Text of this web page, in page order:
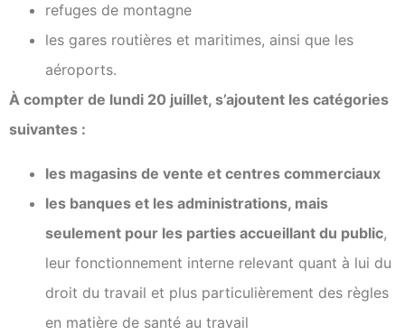
refuges de montagne
les gares routières et maritimes, ainsi que les
aéroports.
À compter de lundi 20 juillet, s’ajoutent les catégories
suivantes :
les magasins de vente et centres commerciaux
les banques et les administrations, mais
seulement pour les parties accueillant du public,
leur fonctionnement interne relevant quant à lui du
droit du travail et plus particulièrement des règles
en matière de santé au travail